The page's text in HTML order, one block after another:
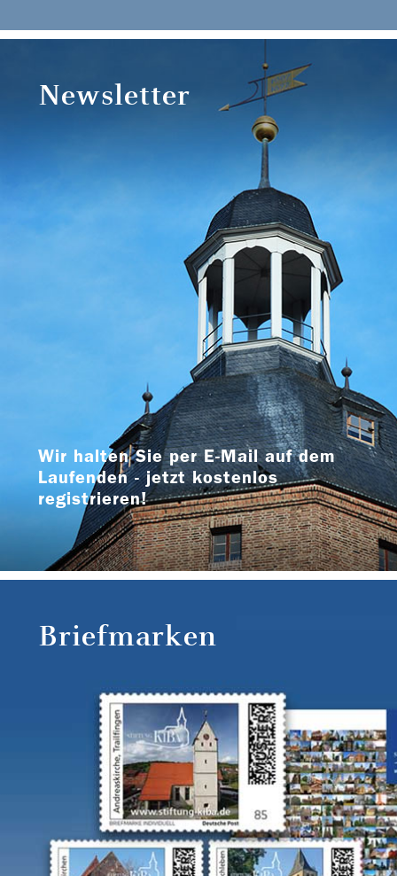
Newsletter
Wir halten Sie per E-Mail auf dem
Laufenden - jetzt kostenlos
registrieren!
Briefmarken